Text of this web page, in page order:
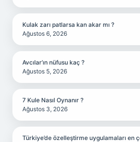
Kulak zarı patlarsa kan akar mı ?
Ağustos 6, 2026
Avcılar’ın nüfusu kaç ?
Ağustos 5, 2026
7 Kule Nasıl Oynanır ?
Ağustos 3, 2026
Türkiye’de özelleştirme uygulamaları en